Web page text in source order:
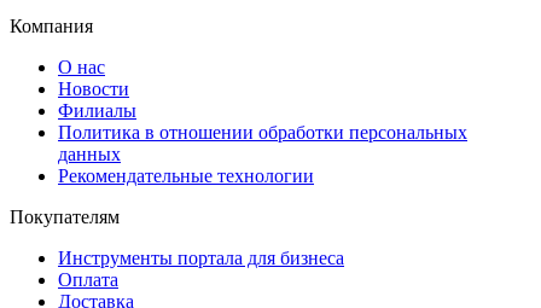
Компания
О нас
Новости
Филиалы
Политика в отношении обработки персональных
данных
Рекомендательные технологии
Покупателям
Инструменты портала для бизнеса
Оплата
Доставка